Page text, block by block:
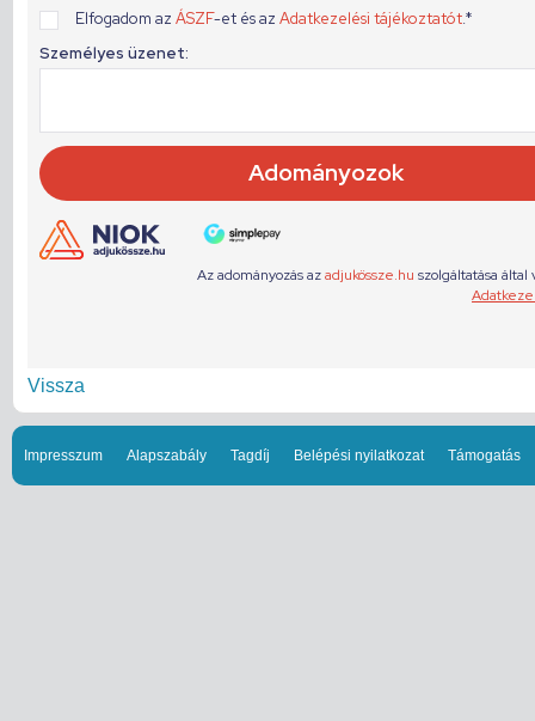
Vissza
Impresszum Alapszabály Tagdíj Belépési nyilatkozat Támogatás